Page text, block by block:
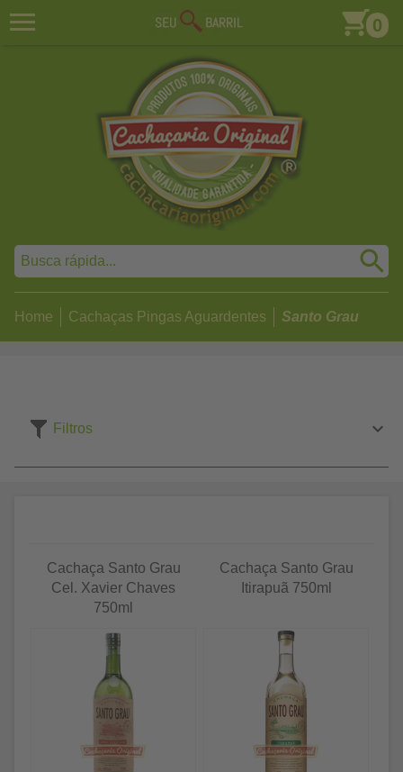
0
Home Cachaças Pingas Aguardentes Santo Grau
Filtros
Cachaça Santo Grau
Cel. Xavier Chaves
750ml
Cachaça Santo Grau
Itirapuã 750ml